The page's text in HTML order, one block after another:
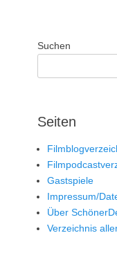
Suchen
Seiten
Gastspiele
Impressum/
Über
Verzeichnis